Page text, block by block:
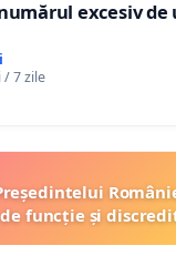
excesiv de
/ 7 zile
funcție și